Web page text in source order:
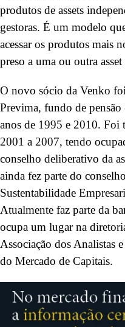
produtos de assets
gestoras. É um modelo
acessar os produtos mais
preso a uma ou outra
O novo sócio da Venko
Previma, fundo de
anos de 1995 e 2010. Foi
2001 a 2007, tendo
conselho deliberativo da
ainda fez parte do
Sustentabilidade
Atualmente faz parte da
ocupa um lugar na
Associação dos Analistas
do Mercado de Capitais.